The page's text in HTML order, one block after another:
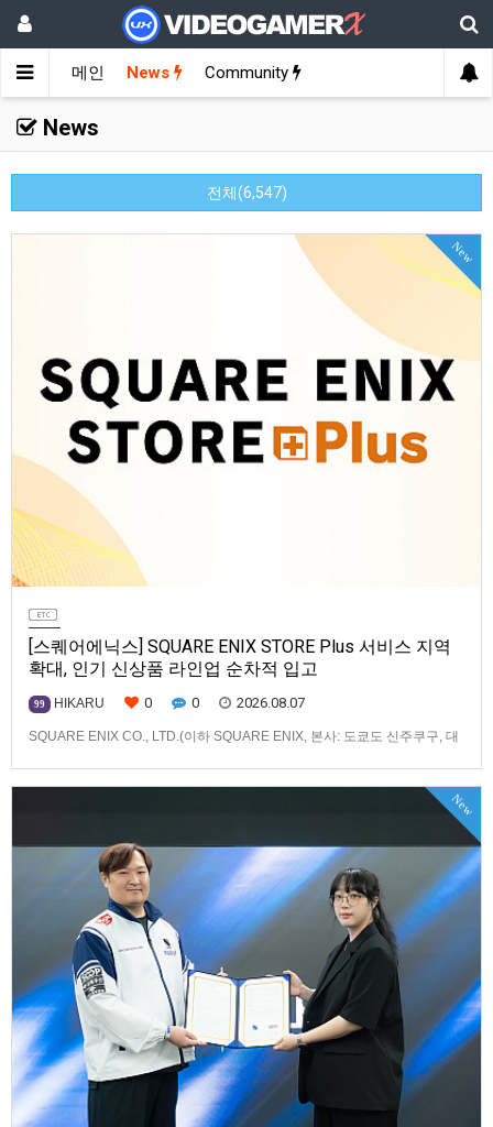
메인 News Community
News
전체(6,547)
New
[스퀘어에닉스] SQUARE ENIX STORE Plus 서비스 지역
확대, 인기 신상품 라인업 순차적 입고
99 HIKARU 0 0 2026.08.07
SQUARE ENIX CO., LTD.(이하 SQUARE ENIX, 본사: 도쿄도 신주쿠구, 대
위해 서비스 대상 지역을 확대하고, 새로운 공식 상품의 판매를 시작하였습New